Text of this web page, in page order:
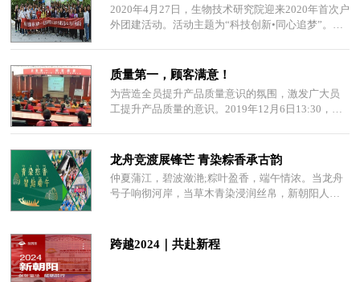
2020年4月27日，生物技术研究院迎来2020年首次户
外团建活动。活动主题为“科技创新•同心追梦”。活
质量第一，顾客满意！
为营造全员提升产品质量意识的氛围，激发广大员
工提升产品质量的意识。2019年12月6日13:30，生
龙舟竞渡展锋芒 青染粽香承古韵
仲夏蒲江，碧波潋滟;粽叶盈香，端午情浓。当龙舟
号子响彻河岸，当草木青染浸润丝帛，新朝阳人以
跨越2024｜共赴新程